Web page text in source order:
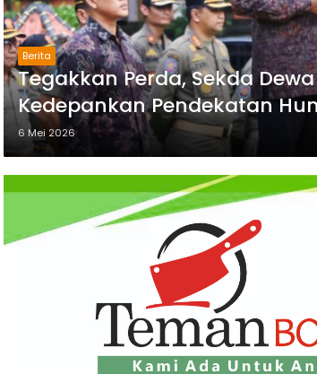
Berita
Tegakkan Perda, Sekda
Kedepankan Pendekatan
6 Mei 2026